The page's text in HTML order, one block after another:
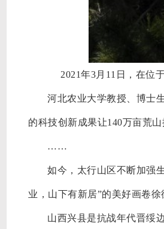
2021年3月11日，在位
河北农业大学教授、博士
的科技创新成果让140万亩荒
……
如今，太行山区不断加强
业，山下有新居”的美好画卷徐
山西兴县是抗战年代晋绥